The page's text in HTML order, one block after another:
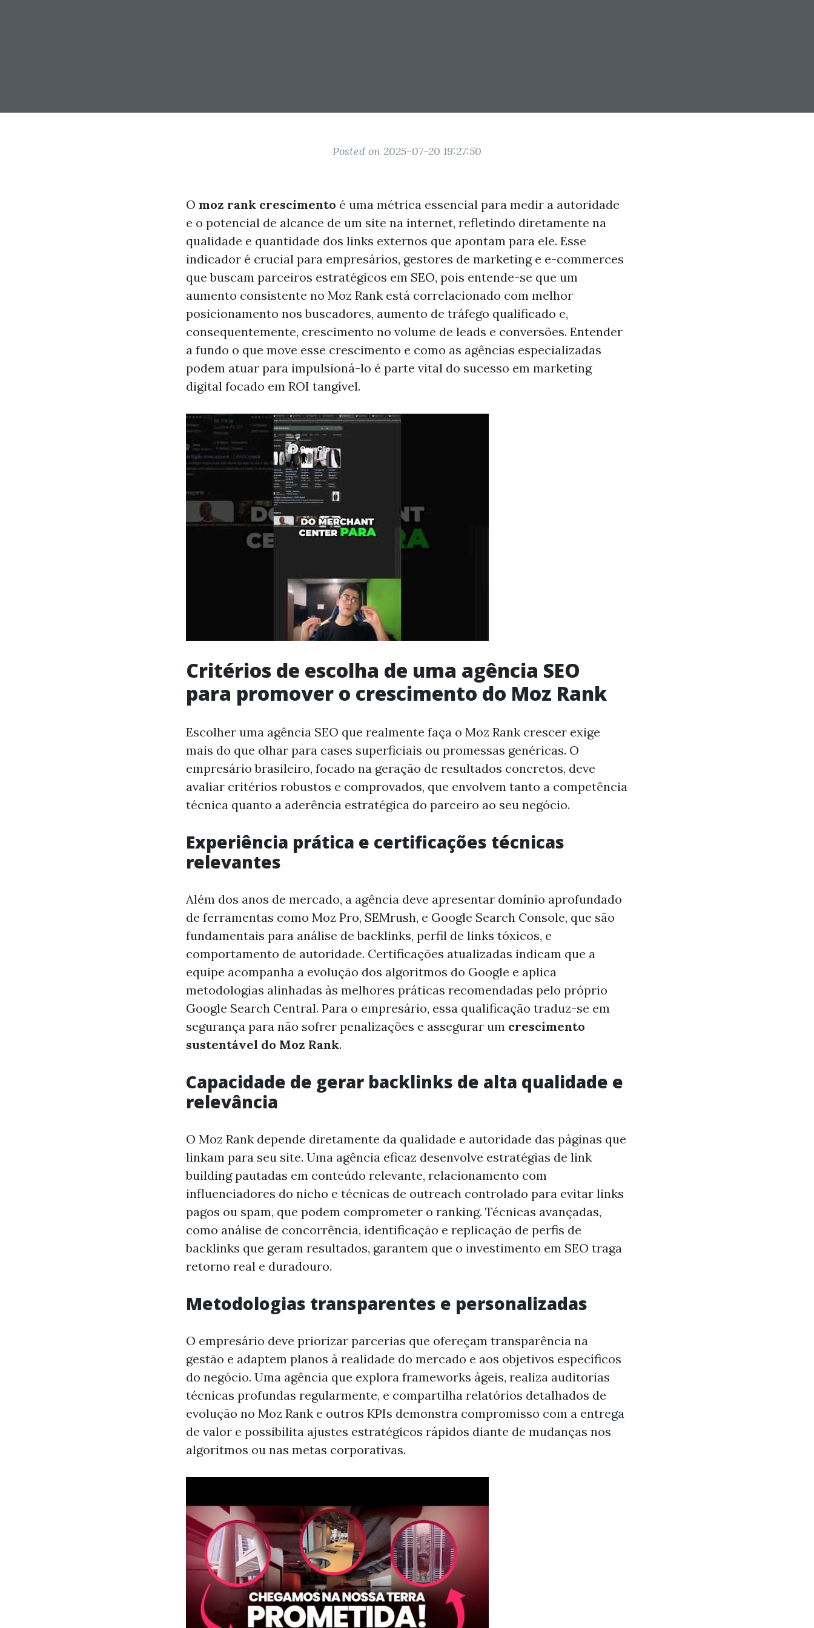
Posted on 2025-07-20 19:27:50
O moz rank crescimento é uma métrica essencial para medir a autoridade
e o potencial de alcance de um site na internet, refletindo diretamente na
qualidade e quantidade dos links externos que apontam para ele. Esse
indicador é crucial para empresários, gestores de marketing e e-commerces
que buscam parceiros estratégicos em SEO, pois entende-se que um
aumento consistente no Moz Rank está correlacionado com melhor
posicionamento nos buscadores, aumento de tráfego qualificado e,
consequentemente, crescimento no volume de leads e conversões. Entender
a fundo o que move esse crescimento e como as agências especializadas
podem atuar para impulsioná-lo é parte vital do sucesso em marketing
digital focado em ROI tangível.
Critérios de escolha de uma agência SEO
para promover o crescimento do Moz Rank
Escolher uma agência SEO que realmente faça o Moz Rank crescer exige
mais do que olhar para cases superficiais ou promessas genéricas. O
empresário brasileiro, focado na geração de resultados concretos, deve
avaliar critérios robustos e comprovados, que envolvem tanto a competência
técnica quanto a aderência estratégica do parceiro ao seu negócio.
Experiência prática e certificações técnicas
relevantes
Além dos anos de mercado, a agência deve apresentar domínio aprofundado
de ferramentas como Moz Pro, SEMrush, e Google Search Console, que são
fundamentais para análise de backlinks, perfil de links tóxicos, e
comportamento de autoridade. Certificações atualizadas indicam que a
equipe acompanha a evolução dos algoritmos do Google e aplica
metodologias alinhadas às melhores práticas recomendadas pelo próprio
Google Search Central. Para o empresário, essa qualificação traduz-se em
segurança para não sofrer penalizações e assegurar um crescimento
sustentável do Moz Rank.
Capacidade de gerar backlinks de alta qualidade e
relevância
O Moz Rank depende diretamente da qualidade e autoridade das páginas que
linkam para seu site. Uma agência eficaz desenvolve estratégias de link
building pautadas em conteúdo relevante, relacionamento com
influenciadores do nicho e técnicas de outreach controlado para evitar links
pagos ou spam, que podem comprometer o ranking. Técnicas avançadas,
como análise de concorrência, identificação e replicação de perfis de
backlinks que geram resultados, garantem que o investimento em SEO traga
retorno real e duradouro.
Metodologias transparentes e personalizadas
O empresário deve priorizar parcerias que ofereçam transparência na
gestão e adaptem planos à realidade do mercado e aos objetivos específicos
do negócio. Uma agência que explora frameworks ágeis, realiza auditorias
técnicas profundas regularmente, e compartilha relatórios detalhados de
evolução no Moz Rank e outros KPIs demonstra compromisso com a entrega
de valor e possibilita ajustes estratégicos rápidos diante de mudanças nos
algoritmos ou nas metas corporativas.